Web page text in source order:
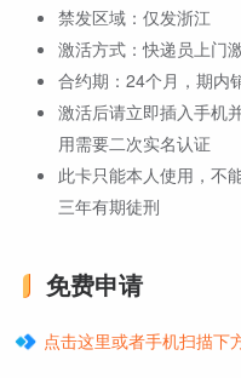
禁发区域：仅发浙江
激活方式：快递员上门
合约期：24个月，期内
激活后请立即插入手机
用需要二次实名认证
此卡只能本人使用，不
三年有期徒刑
免费申请
点击这里或者手机扫描下